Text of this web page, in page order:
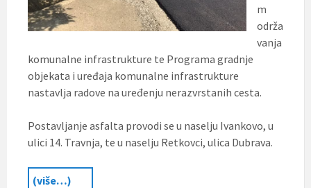
m
održa
vanja
komunalne infrastrukture te Programa gradnje
objekata i uređaja komunalne infrastrukture
nastavlja radove na uređenju nerazvrstanih cesta.
Postavljanje asfalta provodi se u naselju Ivankovo, u
ulici 14. Travnja, te u naselju Retkovci, ulica Dubrava.
(više…)